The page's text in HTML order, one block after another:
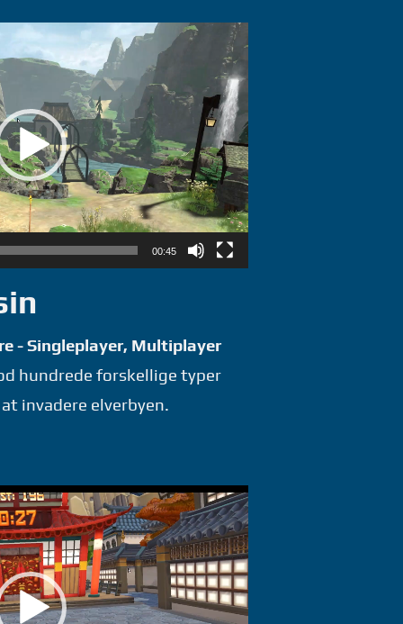
00:45
- Singleplayer, Multiplayer
hundrede forskellige typer
invadere elverbyen.